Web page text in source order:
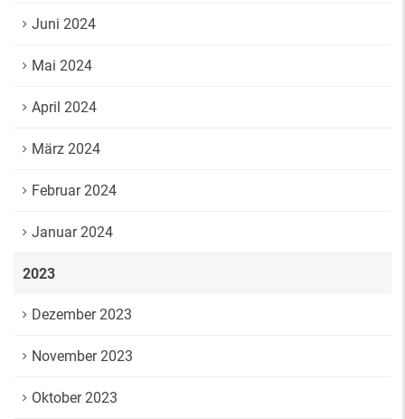
Juni 2024
Mai 2024
April 2024
März 2024
Februar 2024
Januar 2024
2023
Dezember 2023
November 2023
Oktober 2023